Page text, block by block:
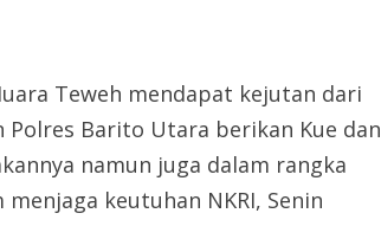
Teweh mendapat kejutan dari
Polres Barito Utara berikan Kue dan
namun juga dalam rangka
keutuhan NKRI, Senin